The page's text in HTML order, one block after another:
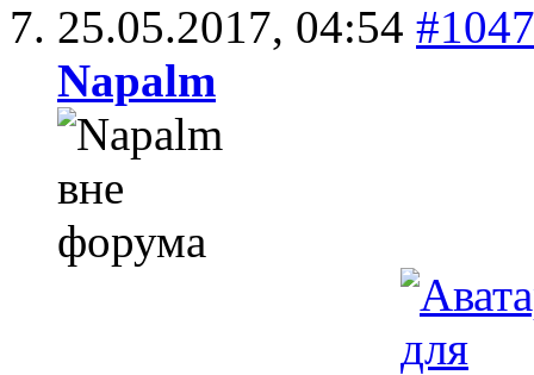
25.05.2017, 04:54
Napalm